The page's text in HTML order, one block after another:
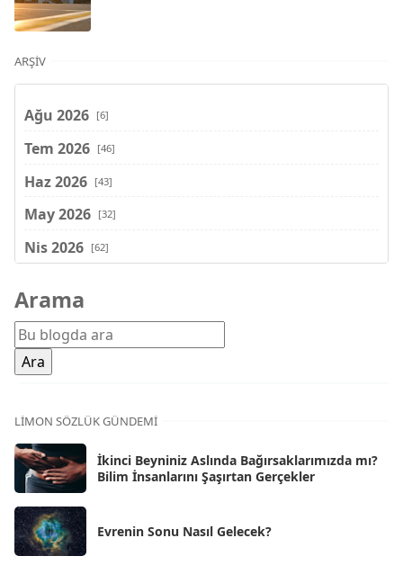
ARŞIV
Ağu 2026 [6]
Tem 2026 [46]
Haz 2026 [43]
May 2026 [32]
Nis 2026 [62]
Şub 2026
Oca 2026 [72]
Ara 2025
Kas 2025
Eki 2025
Eyl 2025 [56]
Ağu 2025
Tem 2025
Arama
LIMON SÖZLÜK GÜNDEMI
İkinci Beyniniz Aslında Bağırsaklarımızda mı?
Bilim İnsanlarını Şaşırtan Gerçekler
Evrenin Sonu Nasıl Gelecek?